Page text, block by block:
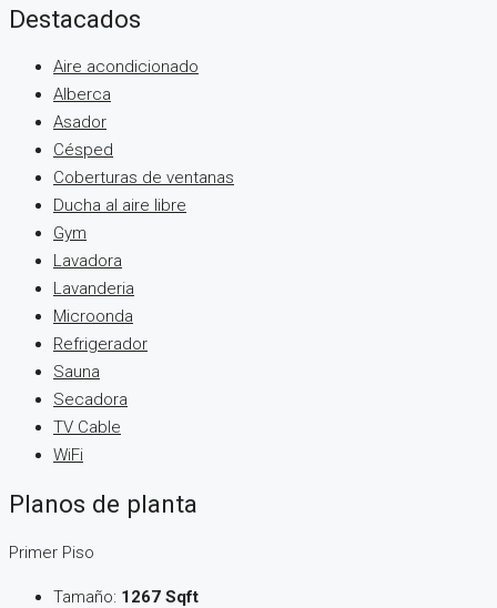
Destacados
Aire acondicionado
Alberca
Asador
Césped
Coberturas de ventanas
Ducha al aire libre
Gym
Lavadora
Lavanderia
Microonda
Refrigerador
Sauna
Secadora
TV Cable
WiFi
Planos de planta
Primer Piso
Tamaño: 1267 Sqft